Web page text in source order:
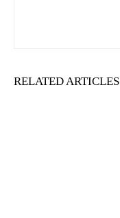
RELATED ARTICLES